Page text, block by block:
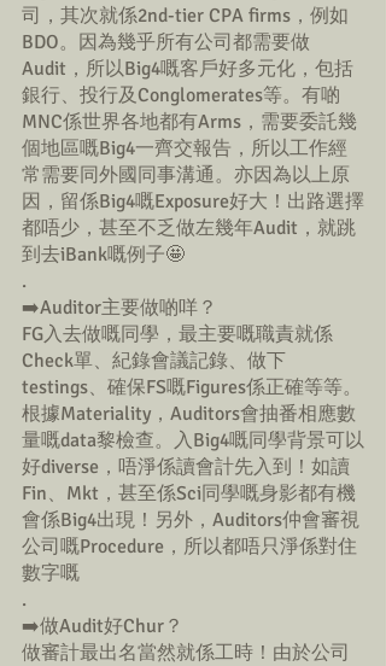
司，其次就係2nd-tier CPA firms，例如
BDO。因為幾乎所有公司都需要做
Audit，所以Big4嘅客戶好多元化，包括
銀行、投行及Conglomerates等。有啲
MNC係世界各地都有Arms，需要委託幾
個地區嘅Big4一齊交報告，所以工作經
常需要同外國同事溝通。亦因為以上原
因，留係Big4嘅Exposure好大！出路選擇
都唔少，甚至不乏做左幾年Audit，就跳
到去iBank嘅例子🤩
.
➡️Auditor主要做啲咩？
FG入去做嘅同學，最主要嘅職責就係
Check單、紀錄會議記錄、做下
testings、確保FS嘅Figures係正確等等。
根據Materiality，Auditors會抽番相應數
量嘅data黎檢查。入Big4嘅同學背景可以
好diverse，唔淨係讀會計先入到！如讀
Fin、Mkt，甚至係Sci同學嘅身影都有機
會係Big4出現！另外，Auditors仲會審視
公司嘅Procedure，所以都唔只淨係對住
數字嘅
.
➡️做Audit好Chur？
做審計最出名當然就係工時！由於公司